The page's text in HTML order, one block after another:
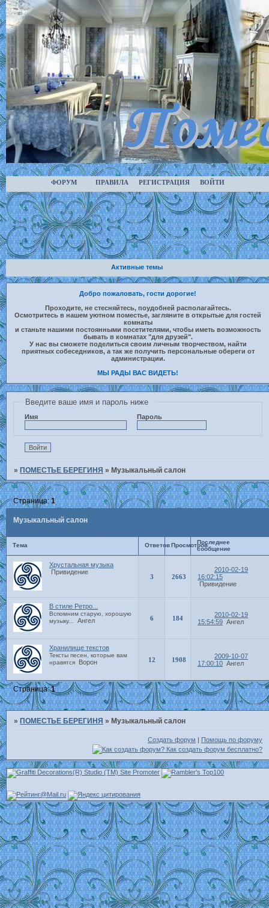
ФОРУМ ПРАВИЛА РЕГИСТРАЦИЯ ВОЙТИ
Активные темы
Добро пожаловать, гости дорогие!
Проходите, не стесняйтесь, поудобней располагайтесь.
Осмотритесь в нашем уютном поместье, загляните в открытые для гостей
комнаты
и станьте нашими постоянными посетителями, чтобы иметь возможность
бывать в комнатах "для друзей".
У нас вы сможете поделиться своим личным творчеством, найти
приятных собеседников, а так же получить персональные обереги от
администрации.
МЫ РАДЫ ВАС ВИДЕТЬ!
Введите ваше имя и пароль ниже
Имя Пароль
»ПОМЕСТЬЕ БЕРЕГИНЯ »Музыкальный салон
Музыкальный салон
Страница:1
Тема Ответов ПросмотровПоследнее
сообщение
Хрустальная музыка
Привидение
3 2663
2010-02-19
16:02:15
Привидение
В стиле Ретро...
Вспомним старую, хорошую
музыку...
Ангел 6 184
2010-02-19
15:54:59 Ангел
Хранилище текстов
Тексты песен, которые вам
нравятся
Ворон 12 1908
2009-10-07
17:00:10 Ангел
Страница:1
» ПОМЕСТЬЕ БЕРЕГИНЯ » Музыкальный салон
Создать форум Помощь по форуму